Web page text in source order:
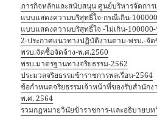
ภารกิจหลักและสนับสนุน ศูนย์บริหารจัดการ
แบบแสดงความบริสุทธิ์ใจ-กรณีเกิน-
แบบแสดงความบริสุทธิ์ใจ -ไม่เกิน-
2-ประกาศแนวทางปฏิบัติงานตาม-พรบ.-จัด
พรบ.จัดซื้อจัดจ้าง-พ.ศ.2560
พรบ.มาตรฐานทางจริยธรรม-2562
ประมวลจริยธรรมข้าราชการพลเรือน-2564
ข้อกำหนดจริยธรรมเจ้าหน้าที่ของรับสำนัก
พ.ศ. 2564
รวมกฎหมายวินัยข้าราชการ-และอธิบายบ